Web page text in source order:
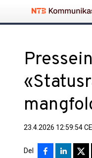
23.4.2026 12:59:54
Del